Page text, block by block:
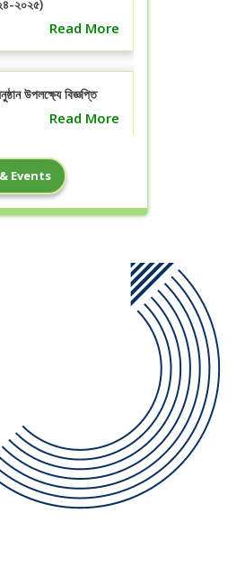
২০২৫)
Read More
উপলক্ষ্যে বিজ্ঞপ্তি
Read More
Read More
নির্বাচন এর ছুটির বিজ্ঞপ্তি
Read More
Events